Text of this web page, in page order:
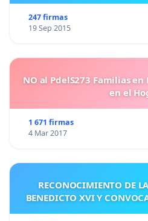
247 firmas
19 Sep 2015
NO al PdelS273 Familias
en el
1 671 firmas
4 Mar 2017
RECONOCIMIENTO DE
BENEDICTO XVI Y